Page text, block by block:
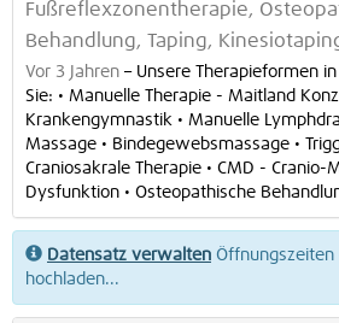
Fußreflexzonentherapie,
Behandlung, Taping,
Vor 3 Jahren – Unsere Therapieformen
Sie: • Manuelle Therapie - Maitland
Krankengymnastik • Manuelle
Massage • Bindegewebsmassage •
Craniosakrale Therapie • CMD - Cranio-
Dysfunktion • Osteopathische
Datensatz verwalten Öffnungszeiten
hochladen...